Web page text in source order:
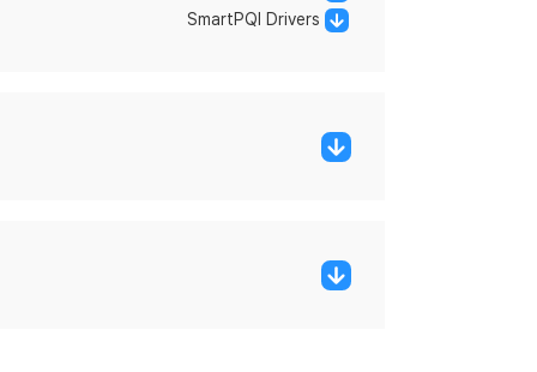
SmartPQI Drivers